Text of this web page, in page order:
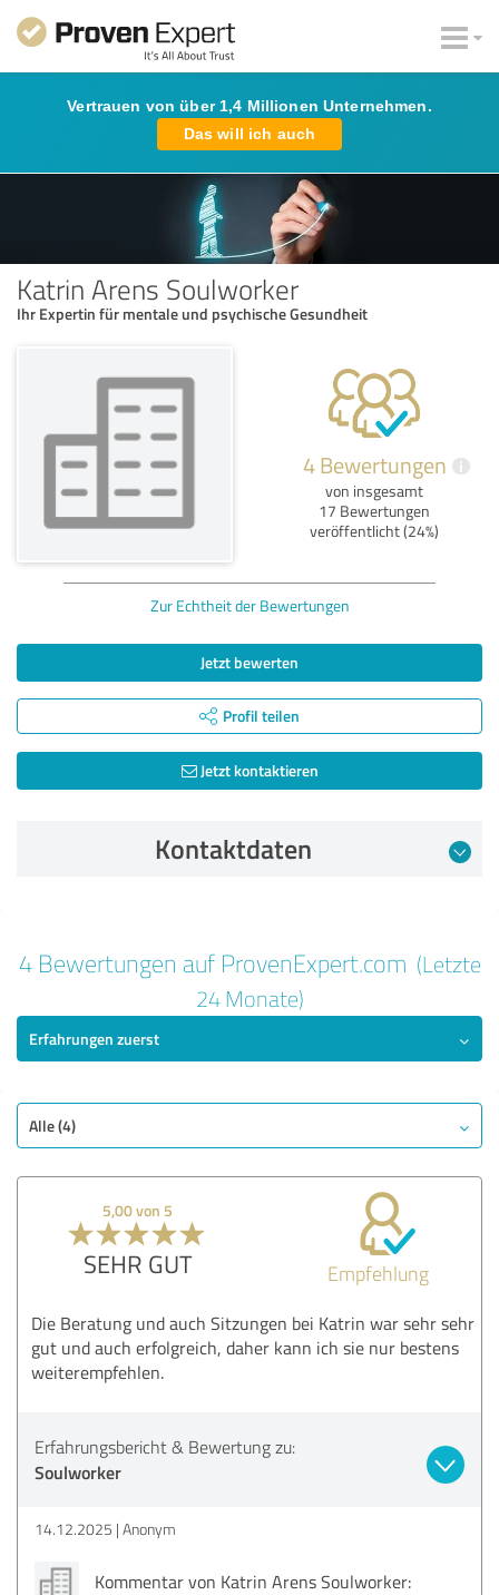
Vertrauen von über 1,4 Millionen Unternehmen.
Das will ich auch
Katrin Arens Soulworker
Ihr Expertin für mentale und psychische Gesundheit
4 Bewertungen i
von insgesamt
17 Bewertungen
veröffentlicht (24%)
Zur Echtheit der Bewertungen
Jetzt bewerten
Profil teilen
Jetzt kontaktieren
Kontaktdaten
SEHR GUT
Nutzen
Leistungen
Durchführung
Beratung
Bewertung anzeigen
4 Bewertungen auf ProvenExpert.com (Letzte
24 Monate)
Erfahrungen zuerst
Alle (4)
5,00 von 5
SEHR GUT Empfehlung
Die Beratung und auch Sitzungen bei Katrin war sehr sehr
gut und auch erfolgreich, daher kann ich sie nur bestens
weiterempfehlen.
Erfahrungsbericht & Bewertung zu:
Soulworker
14.12.2025 Anonym
Kommentar von Katrin Arens Soulworker: